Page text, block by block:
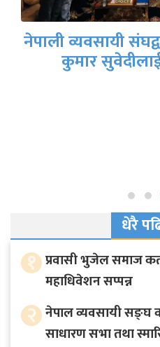
धेरै
१ प्रवासी भुजेल समाज
महाधिवेशन सप्पन्न
२ नेपाल व्यवसायी सङ्घ
साधारण सभा तथा